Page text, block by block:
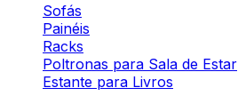
Sofás
Painéis
Racks
Poltronas para Sala de Estar
Estante para Livros